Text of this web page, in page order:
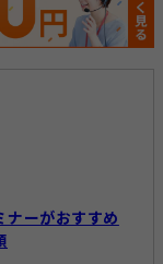
改定
ン
ナーがおすすめ